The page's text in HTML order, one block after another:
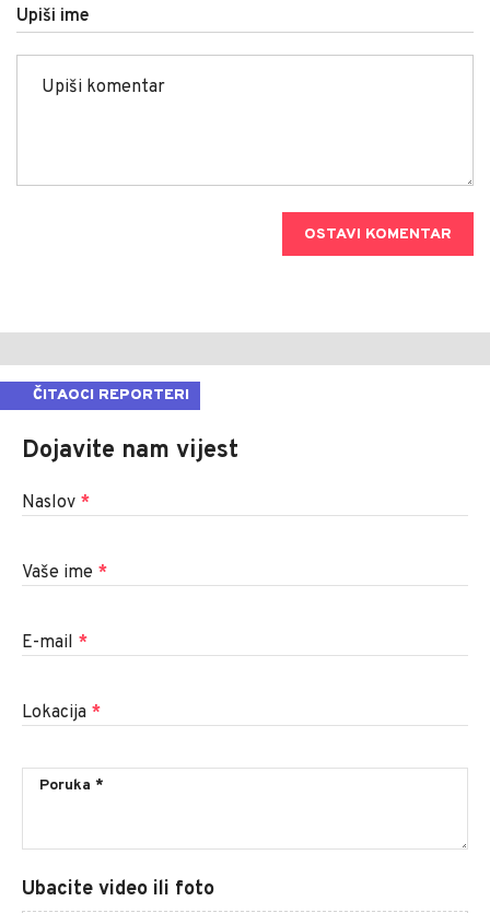
Upiši ime
OSTAVI KOMENTAR
ČITAOCI REPORTERI
Dojavite nam vijest
Naslov *
Vaše ime *
E-mail *
Lokacija *
Ubacite video ili foto